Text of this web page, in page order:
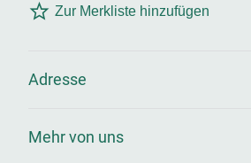
Zur Merkliste hinzufügen
Adresse
Mehr von uns